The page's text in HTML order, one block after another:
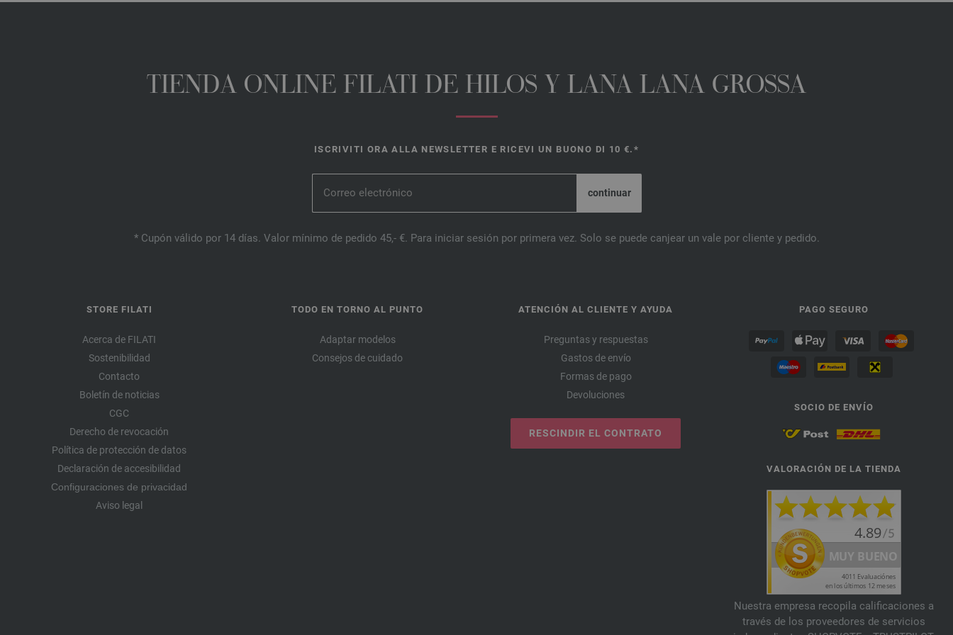
TIENDA ONLINE FILATI DE HILOS Y LANA LANA GROSSA
ISCRIVITI ORA ALLA NEWSLETTER E RICEVI UN BUONO DI 10 €.*
* Cupón válido por 14 días. Valor mínimo de pedido 45,- €. Para iniciar sesión por primera vez. Solo se puede canjear un vale por cliente y pedido.
STORE FILATI
Acerca de FILATI
Sostenibilidad
Contacto
Boletín de noticias
CGC
Derecho de revocación
Política de protección de datos
Declaración de accesibilidad
Configuraciones de privacidad
Aviso legal
TODO EN TORNO AL PUNTO
Adaptar modelos
Consejos de cuidado
ATENCIÓN AL CLIENTE Y AYUDA
Preguntas y respuestas
Gastos de envío
Formas de pago
Devoluciones
RESCINDIR EL CONTRATO
PAGO SEGURO
SOCIO DE ENVÍO
VALORACIÓN DE LA TIENDA
Nuestra empresa recopila calificaciones a
través de los proveedores de servicios